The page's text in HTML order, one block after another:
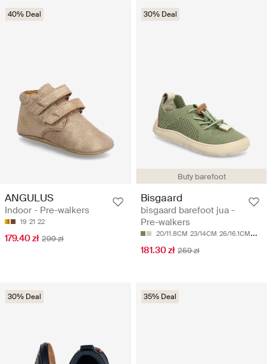
40% Deal
ANGULUS
Indoor - Pre-walkers
19 21 22
179.40 zł 299 zł
Buty barefoot
30% Deal
Bisgaard
bisgaard barefoot jua -
Pre-walkers
20/11.8CM 23/14CM 26/16.1CM 27/
181.30 zł 259 zł
30% Deal 35% Deal